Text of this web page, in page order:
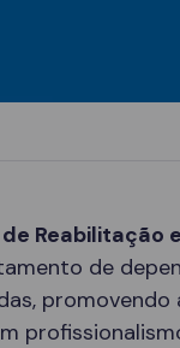
Reabilitação
de